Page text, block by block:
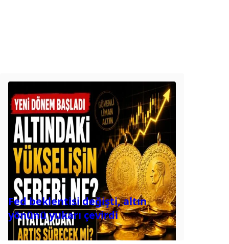
Fed beklentisi değişti, altın
yönünü yukarı çevirdi